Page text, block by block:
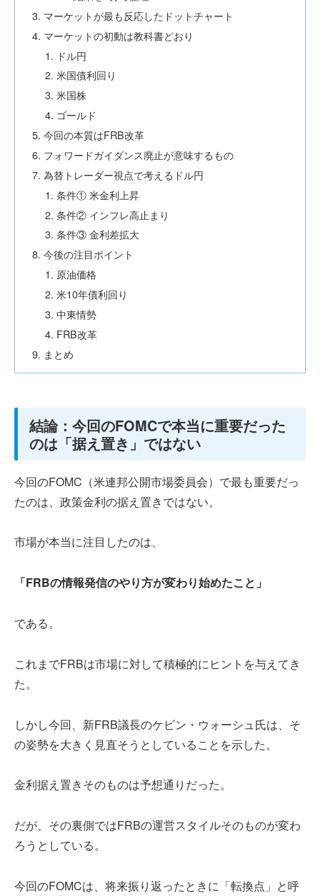
マーケットが最も反応したドットチャート
マーケットの初動は教科書どおり
ドル円
米国債利回り
米国株
ゴールド
今回の本質はFRB改革
フォワードガイダンス廃止が意味するもの
為替トレーダー視点で考えるドル円
条件① 米金利上昇
条件② インフレ高止まり
条件③ 金利差拡大
今後の注目ポイント
原油価格
米10年債利回り
中東情勢
FRB改革
まとめ
結論：今回のFOMCで本当に重要だった
のは「据え置き」ではない
今回のFOMC（米連邦公開市場委員会）で最も重要だっ
たのは、政策金利の据え置きではない。
市場が本当に注目したのは、
「FRBの情報発信のやり方が変わり始めたこと」
である。
これまでFRBは市場に対して積極的にヒントを与えてき
た。
しかし今回、新FRB議長のケビン・ウォーシュ氏は、そ
の姿勢を大きく見直そうとしていることを示した。
金利据え置きそのものは予想通りだった。
だが、その裏側ではFRBの運営スタイルそのものが変わ
ろうとしている。
今回のFOMCは、将来振り返ったときに「転換点」と呼